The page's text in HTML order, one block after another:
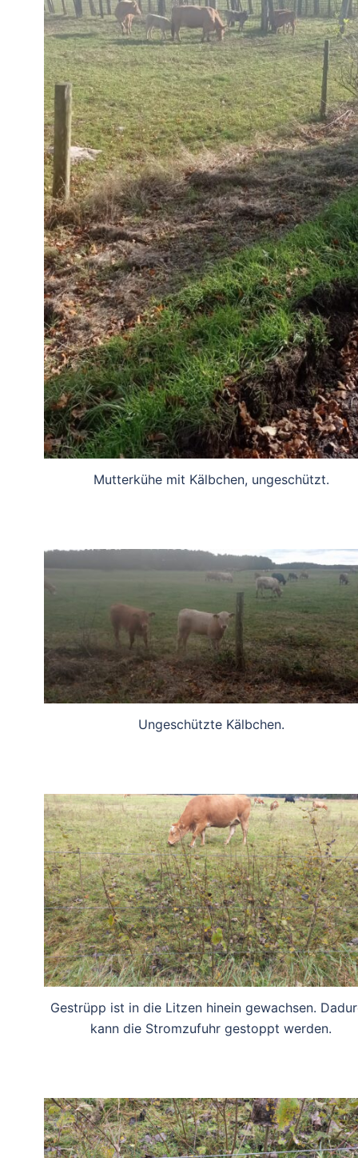
Mutterkühe mit Kälbchen, ungeschützt.
Ungeschützte Kälbchen.
Gestrüpp ist in die Litzen hinein gewachsen.
kann die Stromzufuhr gestoppt werden.